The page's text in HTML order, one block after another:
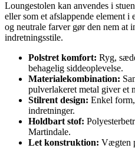
Loungestolen kan anvendes i
eller som et afslappende element
og neutrale farver gør den nem at
indretningsstile.
Polstret komfort: Ryg,
behagelig siddeoplevelse.
Materialekombination:
pulverlakeret metal giver et
Stilrent design: Enkel
indretninger.
Holdbart stof:
Martindale.
Let konstruktion: Vægten